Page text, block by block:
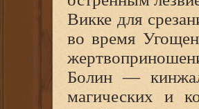
Викке для
во время
Болин —
магических и